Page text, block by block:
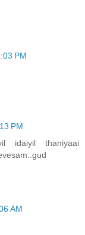
PM
PM
idaiyil thaniyaai
AM